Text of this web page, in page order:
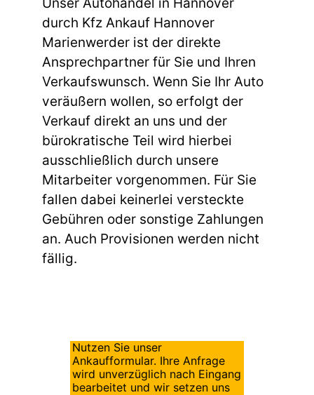
Unser Autohandel in Hannover
durch Kfz Ankauf Hannover
Marienwerder ist der direkte
Ansprechpartner für Sie und Ihren
Verkaufswunsch. Wenn Sie Ihr Auto
veräußern wollen, so erfolgt der
Verkauf direkt an uns und der
bürokratische Teil wird hierbei
ausschließlich durch unsere
Mitarbeiter vorgenommen. Für Sie
fallen dabei keinerlei versteckte
Gebühren oder sonstige Zahlungen
an. Auch Provisionen werden nicht
fällig.
Nutzen Sie unser
Ankaufformular. Ihre Anfrage
wird unverzüglich nach Eingang
bearbeitet und wir setzen uns